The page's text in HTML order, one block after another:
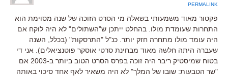
PERMALINK
פקטור מאוד משמעותי בשאלה מי הסרט הזוכה של שנה מסוימת הוא
התחרות שעומדת מולו. בהחלט ייתכן ש"השתולים" לא היה לוקח אם
היה עומד מולו מתחרה חזק יותר. כנ"ל "התרסקות" (בכלל, השנה
שעברה היתה חלשה מאוד מבחינת סרטי אוסקר פוטנציאלים). אני די
בטוח שמיסטיק ריבר היה זוכה בפרס הסרט הטוב ביותר ב-2003 אם
"שר הטבעות: שובו של המלך" לא היה משאיר לאף אחד סיכוי באותה